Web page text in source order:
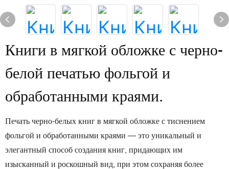
Книги в мягкой обложке с черно-
белой печатью фольгой и
обработанными краями.
Печать черно-белых книг в мягкой обложке с тиснением
фольгой и обработанными краями — это уникальный и
элегантный способ создания книг, придающих им
изысканный и роскошный вид, при этом сохраняя более